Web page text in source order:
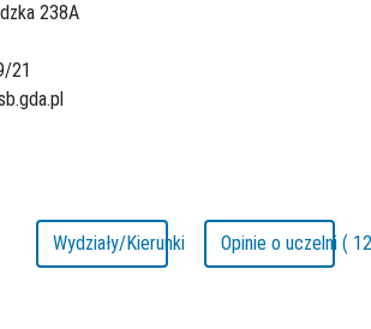
238A
21
Wydziały/Kierunki Opinie o uczelni (